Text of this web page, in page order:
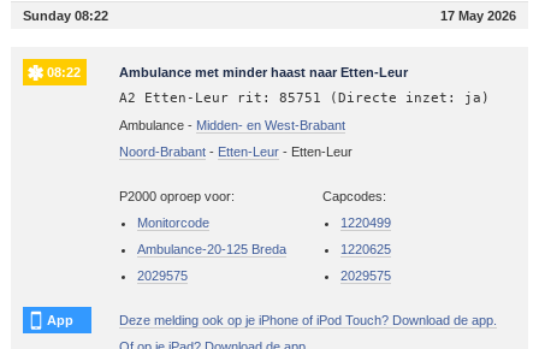
Sunday 08:22 17 May 2026
08:22 Ambulance met minder haast naar Etten-Leur
A2 Etten-Leur rit: 85751 (Directe inzet: ja)
Ambulance - Midden- en West-Brabant
Noord-Brabant- Etten-Leur- Etten-Leur
P2000 oproep voor:
Monitorcode
Ambulance-20-125 Breda
2029575
Capcodes:
1220499
1220625
2029575
App
Deze melding ook op je iPhone of iPod Touch? Download de app.